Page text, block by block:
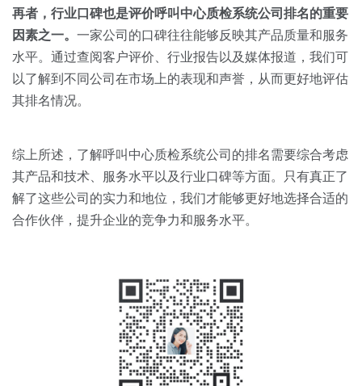
再者，行业口碑也是评价呼叫中心质检系统公司排名的重要
因素之一。 一家公司的口碑往往能够反映其产品质量和服务
水平。通过查阅客户评价、行业报告以及媒体报道，我们可
以了解到不同公司在市场上的表现和声誉，从而更好地评估
其排名情况。
综上所述，了解呼叫中心质检系统公司的排名需要综合考虑
其产品和技术、服务水平以及行业口碑等方面。只有真正了
解了这些公司的实力和地位，我们才能够更好地选择合适的
合作伙伴，提升企业的竞争力和服务水平。